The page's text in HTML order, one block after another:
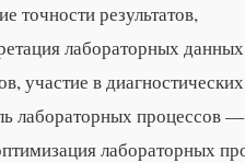
точности результатов,
лабораторных
участие в
лабораторных процессов
лабораторных